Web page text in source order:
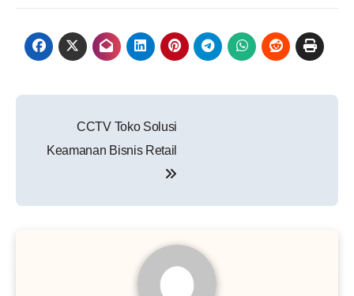
pos
CCTV Toko Solusi
Keamanan Bisnis Retail